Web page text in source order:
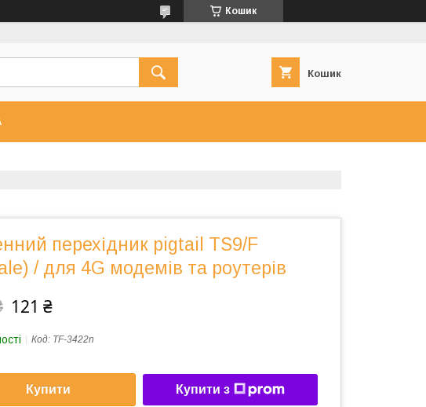
Кошик
Кошик
перехідник pigtail TS9/F
/ для 4G модемів та роутерів
121 ₴
Код: TF-3422n
Купити Купити з